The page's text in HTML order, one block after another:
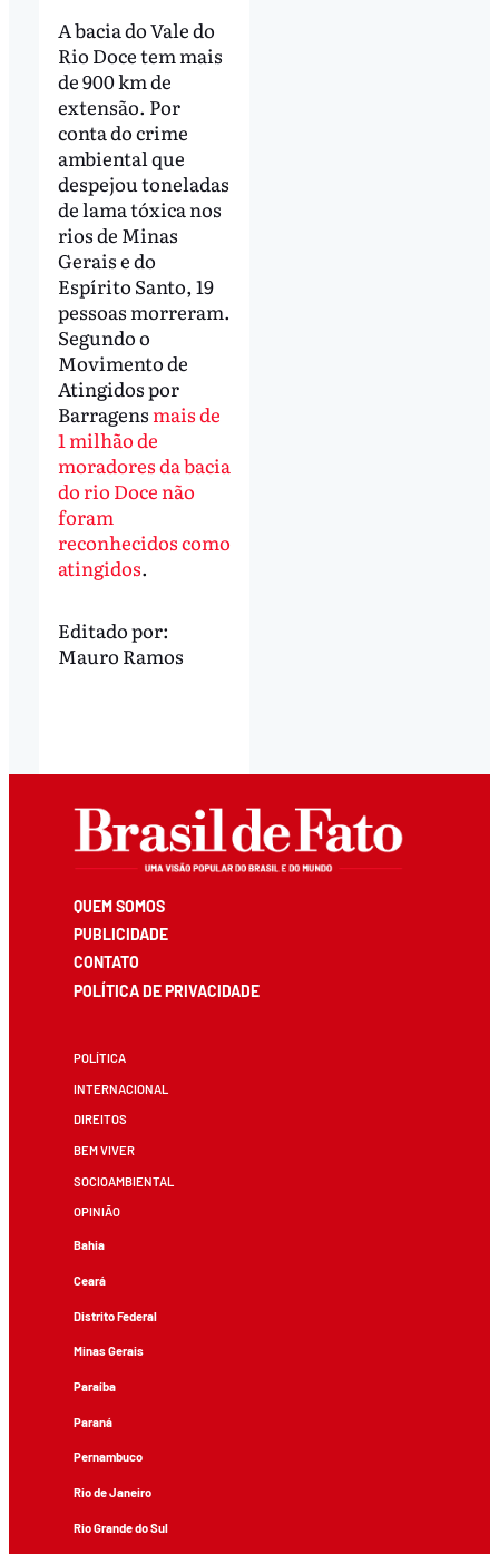
A bacia do Vale do
Rio Doce tem mais
de 900 km de
extensão. Por
conta do crime
ambiental que
despejou toneladas
de lama tóxica nos
rios de Minas
Gerais e do
Espírito Santo, 19
pessoas morreram.
Segundo o
Movimento de
Atingidos por
Barragens mais de
1 milhão de
moradores da bacia
do rio Doce não
foram
reconhecidos como
atingidos.
Editado por:
Mauro Ramos
QUEM SOMOS
PUBLICIDADE
CONTATO
POLÍTICA DE PRIVACIDADE
POLÍTICA
INTERNACIONAL
DIREITOS
BEM VIVER
SOCIOAMBIENTAL
OPINIÃO
Bahia
Ceará
Distrito Federal
Minas Gerais
Paraíba
Paraná
Pernambuco
Rio de Janeiro
Rio Grande do Sul